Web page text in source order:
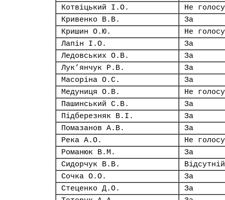
Котвіцький І.О.
Не
Кривенко В.В.
За
Кришин О.Ю.
Не
Лапін І.О.
За
Ледовських О.В.
За
Лук’янчук Р.В.
За
Масоріна О.С.
За
Медуниця О.В.
Не
Пашинський С.В.
За
Підберезняк В.І.
За
Помазанов А.В.
За
Река А.О.
Не
Романюк В.М.
За
Сидорчук В.В.
Відсутній
Сочка О.О.
За
Стеценко Д.О.
За